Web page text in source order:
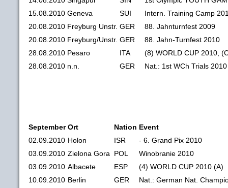
15.08.2010 Geneva SUI
Intern. Training Camp
20.08.2010 Freyburg Unstr. GER
88. Jahnturnfest 2009
20.08.2010 Freyburg/Unstr. GER
88. Jahn-Turnfest 2010
28.08.2010 Pesaro ITA
(8) WORLD CUP 2010,
28.08.2010 n.n. GER Nat.: 1st WCh Trials
September Ort Nation Event
02.09.2010 Holon ISR
- 6. Grand Pix 2010
03.09.2010 Zielona Gora POL
Winobranie 2010
03.09.2010 Albacete ESP
(4) WORLD CUP 2010 (A)
10.09.2010 Berlin GER
Nat.: German Nat.